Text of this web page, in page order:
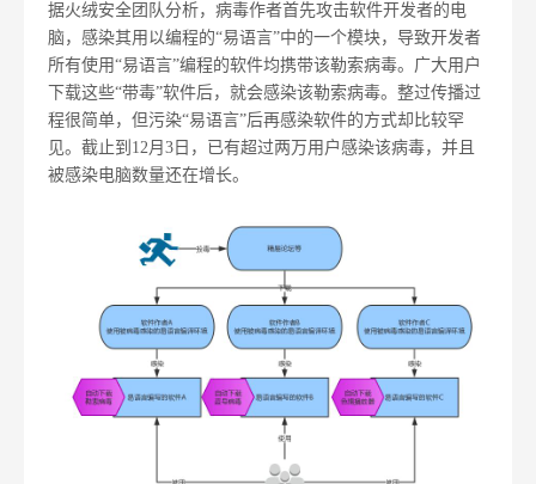
据火绒安全团队分析，病毒作者首先攻击软件开发者的电
脑，感染其用以编程的“易语言”中的一个模块，导致开发者
所有使用“易语言”编程的软件均携带该勒索病毒。广大用户
下载这些“带毒”软件后，就会感染该勒索病毒。整过传播过
程很简单，但污染“易语言”后再感染软件的方式却比较罕
见。截止到12月3日，已有超过两万用户感染该病毒，并且
被感染电脑数量还在增长。